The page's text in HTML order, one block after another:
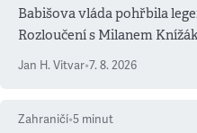
Babišova vláda pohřbila
Rozloučení s Milanem
salvy i kritika pokrokářů
Jan H. Vitvar•7. 8. 2026
Zahraničí•5 minut